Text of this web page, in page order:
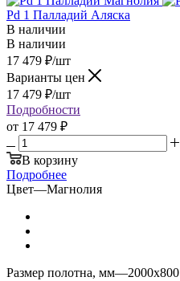
Pd 1 Палладий Аляска
В наличии
В наличии
17 479 ₽/шт
Варианты цен
17 479 ₽/шт
Подробности
от 17 479 ₽
В корзину
Подробнее
Цвет—Магнолия
Размер полотна, мм—2000x800